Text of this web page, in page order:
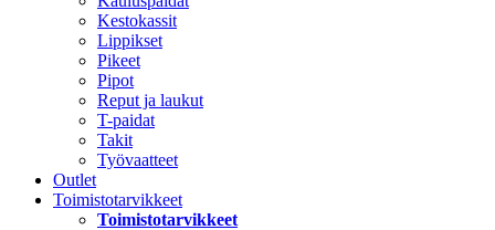
Kestokassit
Lippikset
Pikeet
Pipot
Reput ja laukut
T-paidat
Takit
Työvaatteet
Outlet
Toimistotarvikkeet
Toimistotarvikkeet